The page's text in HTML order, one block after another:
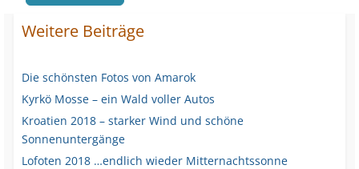
Weitere Beiträge
Die schönsten Fotos von Amarok
Kyrkö Mosse – ein Wald voller Autos
Kroatien 2018 – starker Wind und schöne
Sonnenuntergänge
Lofoten 2018 …endlich wieder Mitternachtssonne